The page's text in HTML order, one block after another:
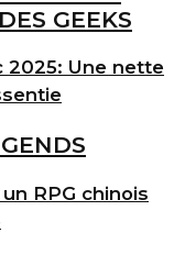
2025: Une nette
RPG chinois